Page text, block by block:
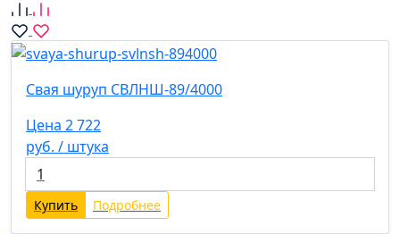
Свая шуруп СВЛНШ-89/4000
Цена 2 722
руб. / штука
Купить Подробнее